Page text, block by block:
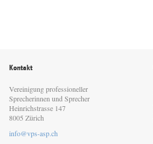
Kontakt
Vereinigung professioneller
Sprecherinnen und Sprecher
Heinrichstrasse 147
8005 Zürich
info@vps-asp.ch